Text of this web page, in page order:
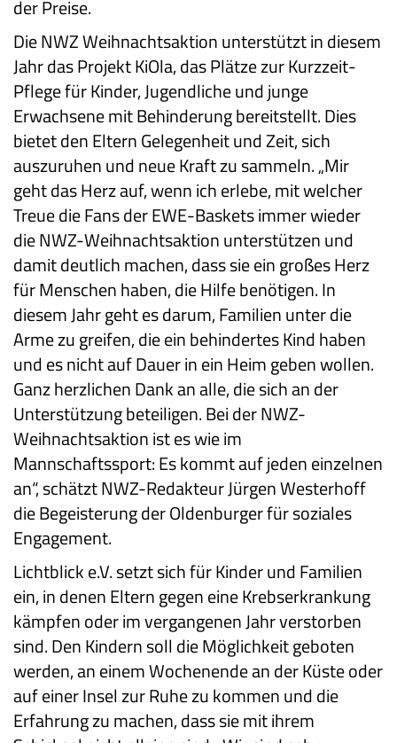
der Preise.
Die NWZ Weihnachtsaktion unterstützt in diesem
Jahr das Projekt KiOla, das Plätze zur Kurzzeit-
Pflege für Kinder, Jugendliche und junge
Erwachsene mit Behinderung bereitstellt. Dies
bietet den Eltern Gelegenheit und Zeit, sich
auszuruhen und neue Kraft zu sammeln. „Mir
geht das Herz auf, wenn ich erlebe, mit welcher
Treue die Fans der EWE-Baskets immer wieder
die NWZ-Weihnachtsaktion unterstützen und
damit deutlich machen, dass sie ein großes Herz
für Menschen haben, die Hilfe benötigen. In
diesem Jahr geht es darum, Familien unter die
Arme zu greifen, die ein behindertes Kind haben
und es nicht auf Dauer in ein Heim geben wollen.
Ganz herzlichen Dank an alle, die sich an der
Unterstützung beteiligen. Bei der NWZ-
Weihnachtsaktion ist es wie im
Mannschaftssport: Es kommt auf jeden einzelnen
an“, schätzt NWZ-Redakteur Jürgen Westerhoff
die Begeisterung der Oldenburger für soziales
Engagement.
Lichtblick e.V. setzt sich für Kinder und Familien
ein, in denen Eltern gegen eine Krebserkrankung
kämpfen oder im vergangenen Jahr verstorben
sind. Den Kindern soll die Möglichkeit geboten
werden, an einem Wochenende an der Küste oder
auf einer Insel zur Ruhe zu kommen und die
Erfahrung zu machen, dass sie mit ihrem